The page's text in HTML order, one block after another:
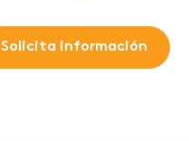
Solicita información